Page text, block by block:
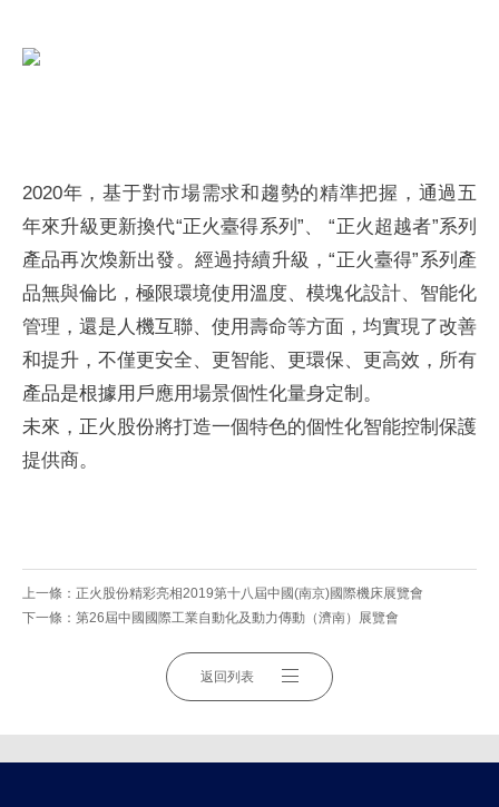
2020年，基于對市場需求和趨勢的精準把握，通過五
年來升級更新換代“正火臺得系列”、 “正火超越者”系列
產品再次煥新出發。經過持續升級，“正火臺得”系列產
品無與倫比，極限環境使用溫度、模塊化設計、智能化
管理，還是人機互聯、使用壽命等方面，均實現了改善
和提升，不僅更安全、更智能、更環保、更高效，所有
產品是根據用戶應用場景個性化量身定制。
未來，正火股份將打造一個特色的個性化智能控制保護
提供商。
上一條： 正火股份精彩亮相2019第十八屆中國(南京)國際機床展覽會
下一條： 第26屆中國國際工業自動化及動力傳動（濟南）展覽會
返回列表